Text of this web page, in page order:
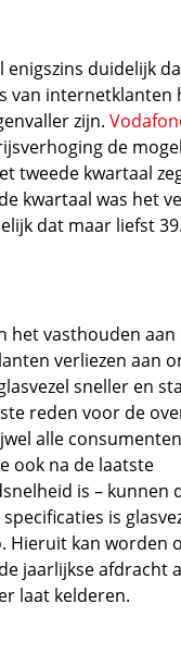
enigszins duidelijk
van internetklanten
zijn.
de
tweede kwartaal
kwartaal was het
dat maar liefst
vasthouden aan
verliezen aan
sneller en
reden voor de
alle
ook na de laatste
is – kunnen
is
Hieruit kan worden
jaarlijkse afdracht
laat kelderen.